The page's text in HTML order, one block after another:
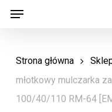
Skip
content
Menu
Strona główna
młotkowy mulczarka
100/40/110 RM-64
Menu